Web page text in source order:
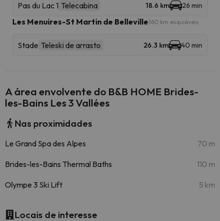
Pas du Lac 1 Telecabina 18.6 km 26 min
Les Menuires-St Martin de Belleville160 km esquiáveis
Stade Teleski de arrasto 26.3 km 40 min
A área envolvente do B&B HOME Brides-
les-Bains Les 3 Vallées
Nas proximidades
Le Grand Spa des Alpes 70 m
Brides-les-Bains Thermal Baths 110 m
Olympe 3 Ski Lift 5 km
Locais de interesse